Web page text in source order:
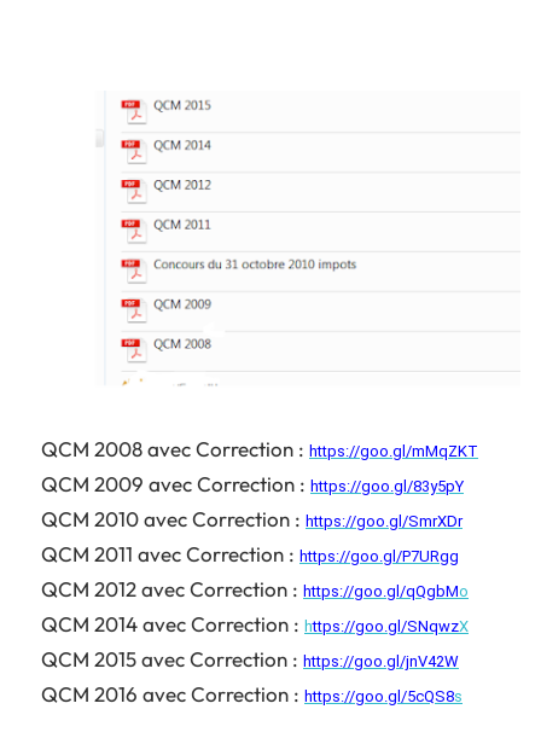
QCM 2008 avec Correction : https://goo.gl/mMqZKT
QCM 2009 avec Correction : https://goo.gl/83y5pY
QCM 2010 avec Correction : https://goo.gl/SmrXDr
QCM 2011 avec Correction : https://goo.gl/P7URgg
QCM 2012 avec Correction : https://goo.gl/qQgbMo
QCM 2014 avec Correction : https://goo.gl/SNqwzX
QCM 2015 avec Correction : https://goo.gl/jnV42W
QCM 2016 avec Correction : https://goo.gl/5cQS8s